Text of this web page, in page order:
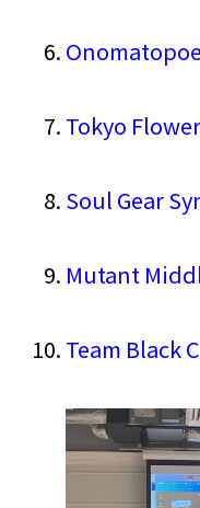
Tokyo
Soul Gear
Mutant
Team Black